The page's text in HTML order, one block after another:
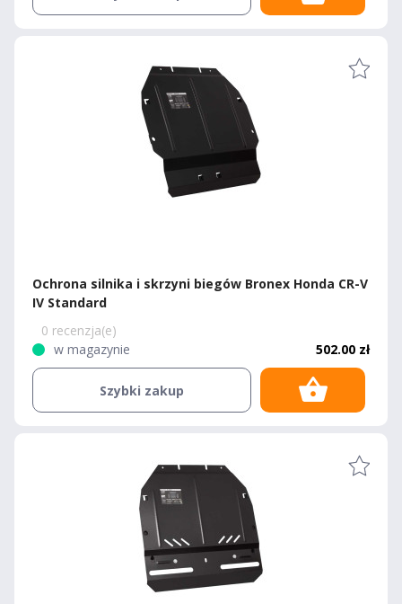
Ochrona silnika i skrzyni biegów Bronex Honda CR-V
IV Standard
0 recenzja(e)
w magazynie
502.00 zł
Szybki zakup